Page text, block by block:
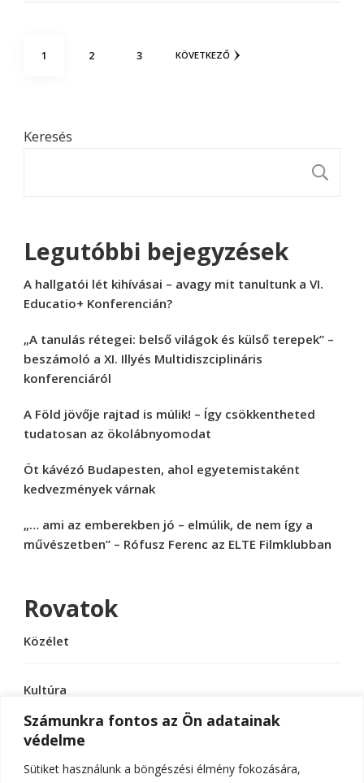
Számunkra fontos az Ön adatainak
védelme
Sütiket használunk a böngészési élmény fokozására,
Bejegyzések
OLDAL
1 OLDAL
2 OLDAL
3 KÖVETKEZŐ
Keresés
Legutóbbi bejegyzések
A hallgatói lét kihívásai – avagy mit tanultunk a VI.
Educatio+ Konferencián?
„A tanulás rétegei: belső világok és külső terepek” –
beszámoló a XI. Illyés Multidiszciplináris
konferenciáról
A Föld jövője rajtad is múlik! – Így csökkentheted
tudatosan az ökolábnyomodat
Öt kávézó Budapesten, ahol egyetemistaként
kedvezmények várnak
„… ami az emberekben jó – elmúlik, de nem így a
művészetben” – Rófusz Ferenc az ELTE Filmklubban
Rovatok
Közélet
Kultúra
Sport